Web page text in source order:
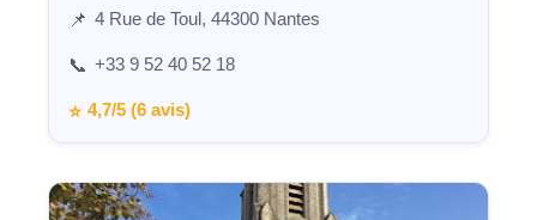
📌 4 Rue de Toul, 44300 Nantes
📞 +33 9 52 40 52 18
⭐ 4,7/5 (6 avis)